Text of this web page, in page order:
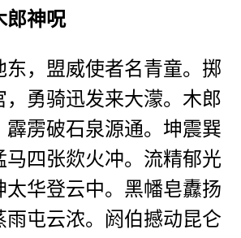
郎神呪
东，盟威使者名青童。掷
，勇骑迅发来大濛。木郎
霹雳破石泉源通。坤震巽
马四张欻火冲。流精郁光
太华登云中。黑幡皂纛扬
雨屯云浓。阏伯撼动昆仑